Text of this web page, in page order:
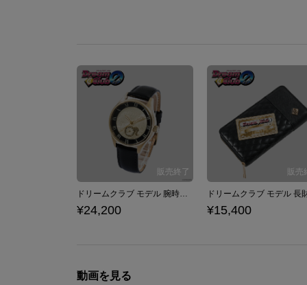
ドリームクラブ モデル 腕時計 ドリームクラブZERO
¥24,200 ¥15,400
動画を見る